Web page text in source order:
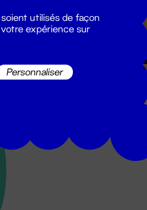
T :
utilisés de façon
expérience sur
Personnaliser